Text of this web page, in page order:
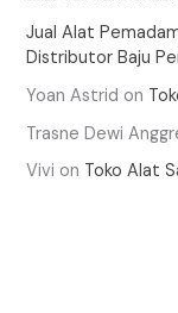
Jual Alat
Distributor Baju
Yoan Astrid on
Trasne Dewi
Vivi on Toko Alat